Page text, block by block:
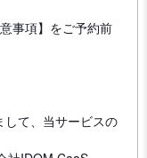
事項】をご予約前
て、当サービスの